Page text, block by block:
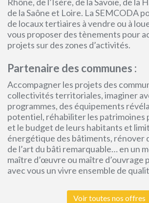
de la Saône et Loire. La SEMCODA
de locaux tertiaires à vendre ou à
vous proposer des tènements pour
projets sur des zones d’activités.
Partenaire des communes :
Accompagner les projets des
collectivités territoriales, imaginer
programmes, des équipements
potentiel, réhabiliter les patrimoines
et le budget de leurs habitants et
énergétique des bâtiments, rénover
de l’art du bâti remarquable… en un
maître d’œuvre ou maître d’ouvrage
avec vous un vivre ensemble de
Voir toutes nos offres